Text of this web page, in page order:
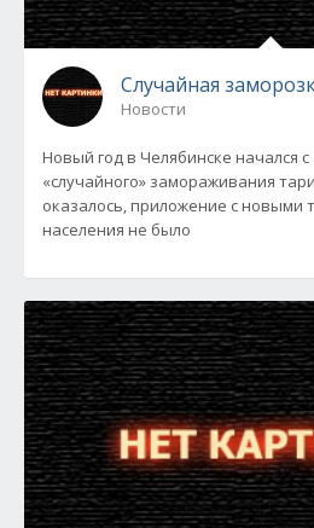
Случайная
Новости
Новый год в Челябинске начался
«случайного» замораживания
оказалось, приложение с новыми
населения не было